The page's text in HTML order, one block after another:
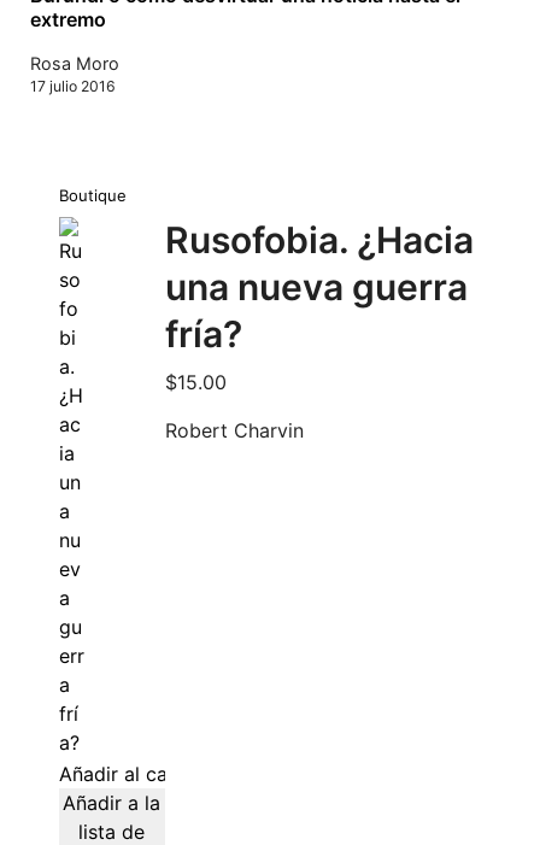
extremo
Rosa Moro
17 julio 2016
Boutique
Añadir al carrito
Añadir a la
lista de
Rusofobia. ¿Hacia
una nueva guerra
fría?
$15.00
Robert Charvin